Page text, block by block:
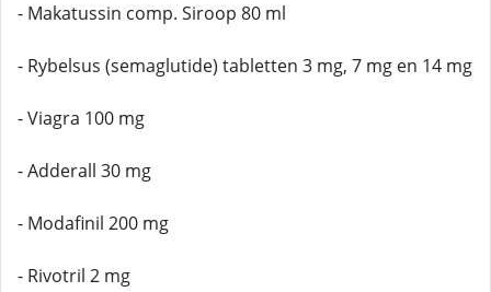
- Makatussin comp. Siroop 80 ml
- Rybelsus (semaglutide) tabletten 3 mg, 7 mg en 14 mg
- Viagra 100 mg
- Adderall 30 mg
- Modafinil 200 mg
- Rivotril 2 mg